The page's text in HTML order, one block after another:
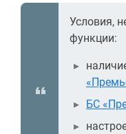
Условия,
функции:
БС